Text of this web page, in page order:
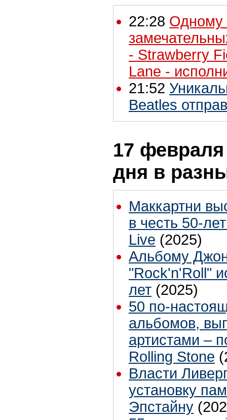
22:28 Одному
- Strawberry
Lane -
21:52
Beatles
17 февраля
дня в
Маккартни
в честь 50-
Live (2025)
Альбому
"Rock'n'Roll"
лет (2025)
50 по-
альбомов,
артистами –
Rolling Stone
Власти
установку
Эпстайну